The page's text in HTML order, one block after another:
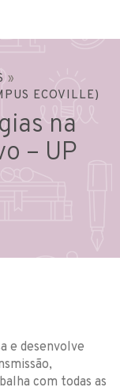
»
ECOVILLE)
na
– UP
e desenvolve
com todas as